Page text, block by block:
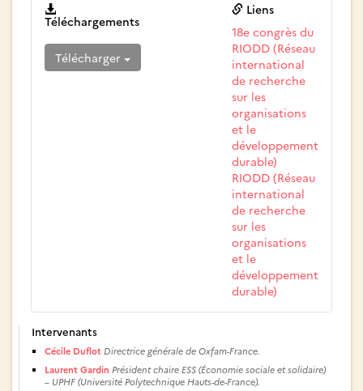
Téléchargements
Télécharger
Liens
18e congrès du
RIODD (Réseau
international
de recherche
sur les
organisations
et le
développement
durable)
RIODD (Réseau
international
de recherche
sur les
organisations
et le
développement
durable)
Intervenants
Cécile Duflot Directrice générale de Oxfam-France.
Laurent Gardin Président chaire ESS (Économie sociale et solidaire)
– UPHF (Université Polytechnique Hauts-de-France).